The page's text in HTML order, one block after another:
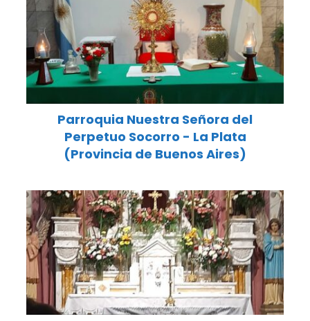
Parroquia Nuestra Señora del
Perpetuo Socorro - La Plata
(Provincia de Buenos Aires)